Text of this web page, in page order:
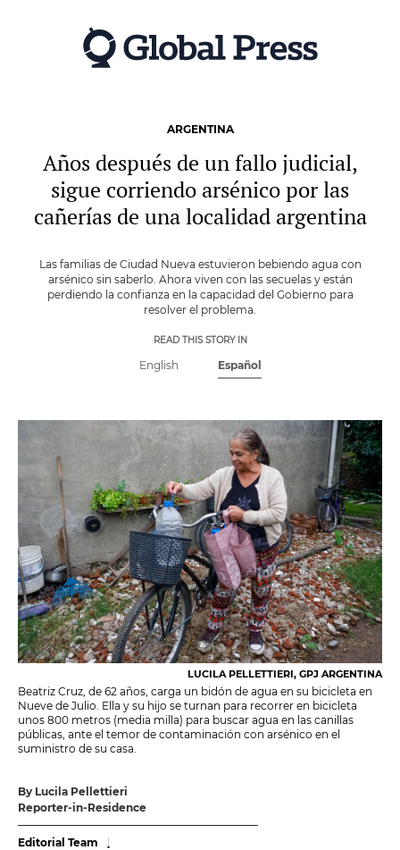
ARGENTINA
Años después de un fallo judicial,
sigue corriendo arsénico por las
cañerías de una localidad argentina
Las familias de Ciudad Nueva estuvieron bebiendo agua con
arsénico sin saberlo. Ahora viven con las secuelas y están
perdiendo la confianza en la capacidad del Gobierno para
resolver el problema.
READ THIS STORY IN
English Español
LUCILA PELLETTIERI, GPJ ARGENTINA
Beatriz Cruz, de 62 años, carga un bidón de agua en su bicicleta en
Nueve de Julio. Ella y su hijo se turnan para recorrer en bicicleta
unos 800 metros (media milla) para buscar agua en las canillas
públicas, ante el temor de contaminación con arsénico en el
suministro de su casa.
By Lucila Pellettieri
Reporter-in-Residence
Editorial Team